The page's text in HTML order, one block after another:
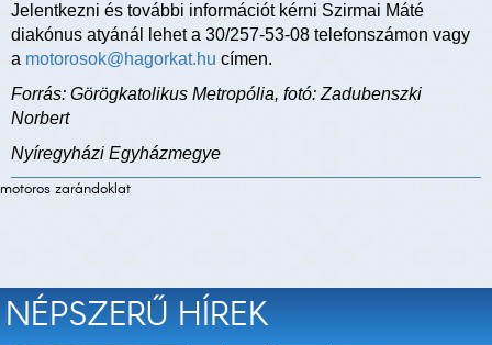
Jelentkezni és további információt kérni Szirmai Máté
diakónus atyánál lehet a 30/257-53-08 telefonszámon vagy
a motorosok@hagorkat.hu címen.
Forrás: Görögkatolikus Metropólia, fotó: Zadubenszki
Norbert
Nyíregyházi Egyházmegye
motoros zarándoklat
NÉPSZERŰ HÍREK